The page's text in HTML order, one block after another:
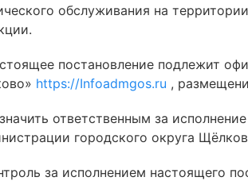
обслуживания на
постановление подлежит
https://Infoadmgos.ru ,
ответственным за
городского округа
за исполнением настоящего